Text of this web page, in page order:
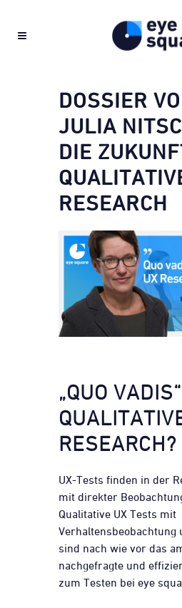
DOSSIER
JULIA
DIE
RESEARCH
„QUO
RESEARCH?
UX-Tests finden in der
mit direkter
Qualitative UX Tests mit
Verhaltensbeobachtung
sind nach wie vor das
nachgefragte und
zum Testen bei eye